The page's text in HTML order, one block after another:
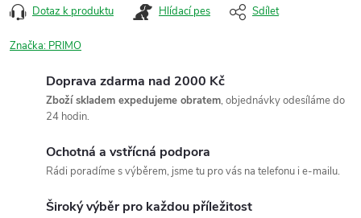
Dotaz k produktu Hlídací pes Sdílet
Značka: PRIMO
Doprava zdarma nad 2000 Kč
Zboží skladem expedujeme obratem, objednávky odesíláme do
24 hodin.
Ochotná a vstřícná podpora
Rádi poradíme s výběrem, jsme tu pro vás na telefonu i e-mailu.
Široký výběr pro každou příležitost